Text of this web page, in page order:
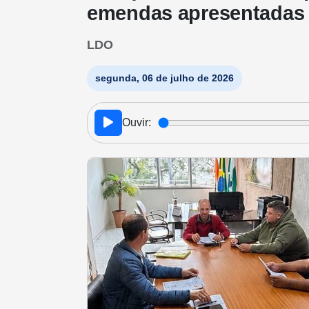
emendas apresentadas
LDO
segunda, 06 de julho de 2026
Ouvir: